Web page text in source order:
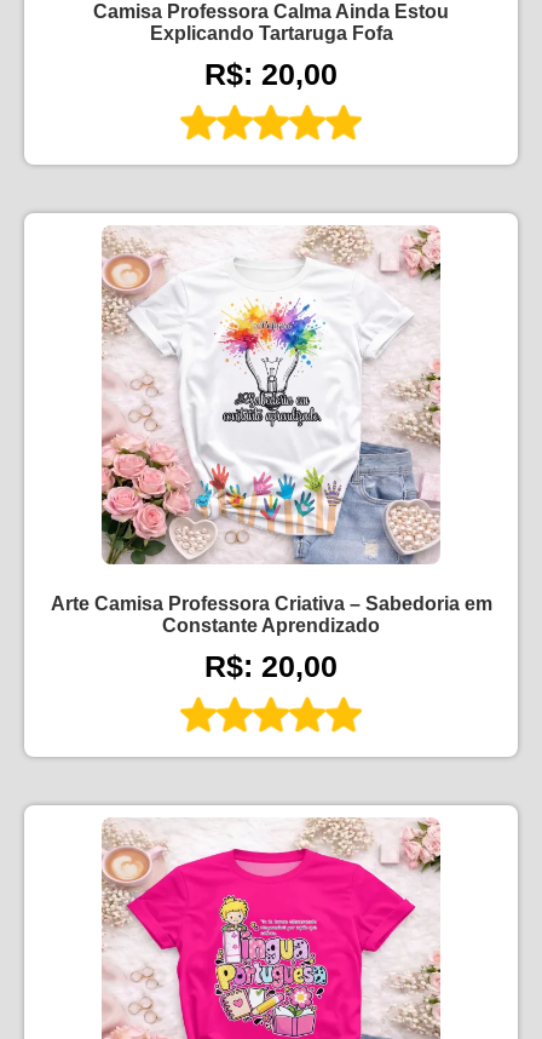
Camisa Professora Calma Ainda Estou
Explicando Tartaruga Fofa
R$: 20,00
Arte Camisa Professora Criativa – Sabedoria em
Constante Aprendizado
R$: 20,00